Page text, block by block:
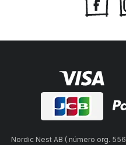
Nordic Nest AB ( número org.